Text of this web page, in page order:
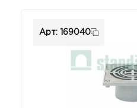
Арт: 169040